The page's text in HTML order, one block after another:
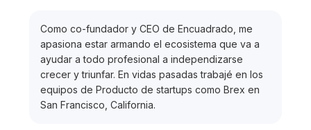
Como co-fundador y CEO de Encuadrado, me
apasiona estar armando el ecosistema que va a
ayudar a todo profesional a independizarse
crecer y triunfar. En vidas pasadas trabajé en los
equipos de Producto de startups como Brex en
San Francisco, California.